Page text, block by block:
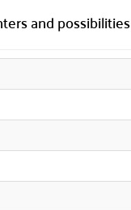
and possibilities